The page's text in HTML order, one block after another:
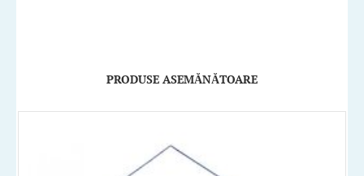
PRODUSE ASEMĂNĂTOARE